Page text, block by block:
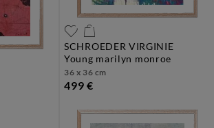
SCHROEDER VIRGINIE
young marilyn monroe
36 x 36 cm
499 €